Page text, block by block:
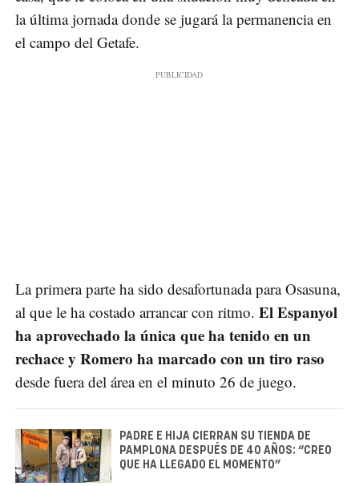
la última jornada donde se jugará la permanencia en
el campo del Getafe.
La primera parte ha sido desafortunada para Osasuna,
al que le ha costado arrancar con ritmo. El Espanyol
ha aprovechado la única que ha tenido en un
rechace y Romero ha marcado con un tiro raso
desde fuera del área en el minuto 26 de juego.
PADRE E HIJA CIERRAN SU TIENDA DE
PAMPLONA DESPUÉS DE 40 AÑOS: “CREO
QUE HA LLEGADO EL MOMENTO”